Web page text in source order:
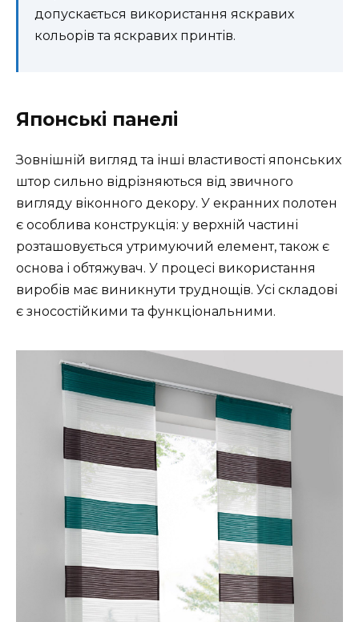
допускається використання яскравих
кольорів та яскравих принтів.
Японські панелі
Зовнішній вигляд та інші властивості японських
штор сильно відрізняються від звичного
вигляду віконного декору. У екранних полотен
є особлива конструкція: у верхній частині
розташовується утримуючий елемент, також є
основа і обтяжувач. У процесі використання
виробів має виникнути труднощів. Усі складові
є зносостійкими та функціональними.